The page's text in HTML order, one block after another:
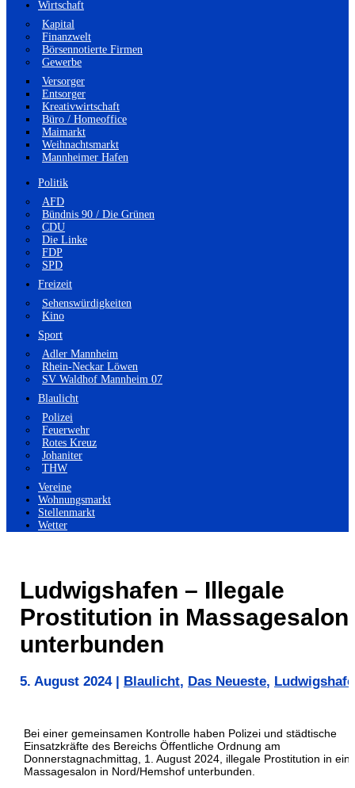
Wirtschaft
Kapital
Finanzwelt
Börsennotierte Firmen
Gewerbe
Versorger
Entsorger
Kreativwirtschaft
Büro / Homeoffice
Maimarkt
Weihnachtsmarkt
Mannheimer Hafen
Politik
AFD
Bündnis 90 / Die Grünen
CDU
Die Linke
FDP
SPD
Freizeit
Sehenswürdigkeiten
Kino
Sport
Adler Mannheim
Rhein-Neckar Löwen
SV Waldhof Mannheim 07
Blaulicht
Polizei
Feuerwehr
Rotes Kreuz
Johaniter
THW
Vereine
Wohnungsmarkt
Stellenmarkt
Wetter
Ludwigshafen – Illegale
Prostitution in Massagesalon
unterbunden
5. August 2024| Blaulicht, Das Neueste,
Bei einer gemeinsamen Kontrolle haben Polizei und städtische
Einsatzkräfte des Bereichs Öffentliche Ordnung am
Donnerstagnachmittag, 1. August 2024, illegale Prostitution in
Massagesalon in Nord/Hemshof unterbunden.